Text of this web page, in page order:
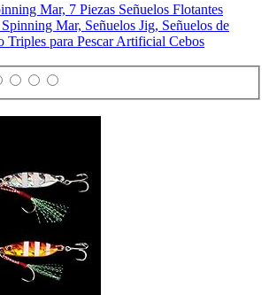
Mar, 7 Piezas Señuelos Flotantes
Mar, Señuelos Jig, Señuelos de
Triples para Pescar Artificial Cebos